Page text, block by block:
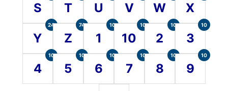
S T U V W X
Y
24
Z
74
1
10
10
10
2
10
3
10
4
10
5
10
6
10
7
10
8
10
9
10